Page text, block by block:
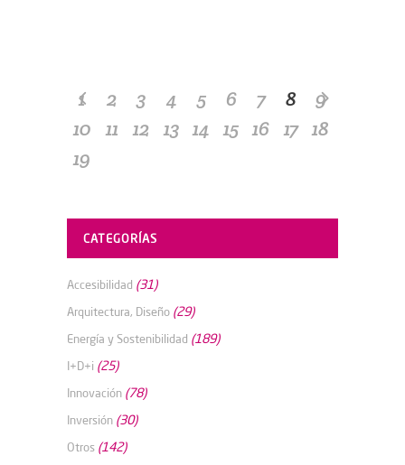
1 2 3 4 5 6 7 8
9
10 11 12 13 14 15 16 17 18
19
CATEGORÍAS
Accesibilidad (31)
Arquitectura, Diseño (29)
Energía y Sostenibilidad (189)
I+D+i (25)
Innovación (78)
Inversión (30)
Otros (142)